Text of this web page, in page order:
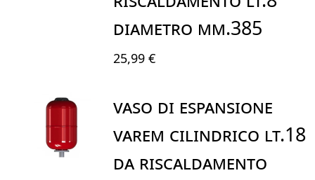
DIAMETRO mm.385
25,99 €
VASO DI ESPANSIONE
VAREM CILINDRICO LT.18
DA RISCALDAMENTO